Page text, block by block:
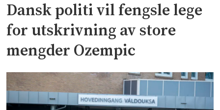
Dansk politi vil fengsle lege
for utskrivning av store
mengder Ozempic